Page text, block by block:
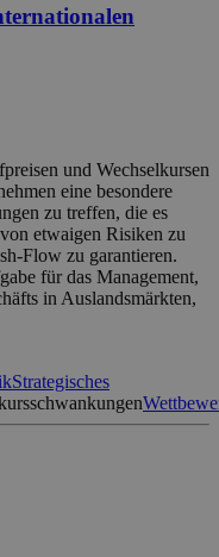
und Wechselkursen
eine besondere
zu treffen, die es
etwaigen Risiken zu
Flow zu garantieren.
für das Management,
in Auslandsmärkten,
Strategisches